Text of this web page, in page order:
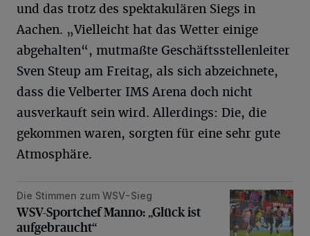
und das trotz des spektakulären Siegs in
Aachen. „Vielleicht hat das Wetter einige
abgehalten“, mutmaßte Geschäftsstellenleiter
Sven Steup am Freitag, als sich abzeichnete,
dass die Velberter IMS Arena doch nicht
ausverkauft sein wird. Allerdings: Die, die
gekommen waren, sorgten für eine sehr gute
Atmosphäre.
WSV-Sportchef Manno: „Glück ist aufgebraucht“
Die Stimmen zum WSV-Sieg
WSV-Sportchef Manno: „Glück ist
aufgebraucht“